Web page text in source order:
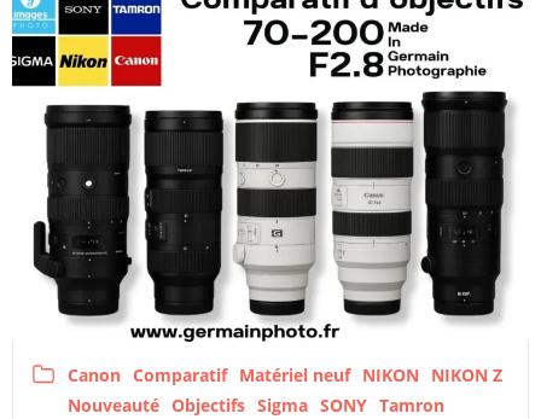
Canon Comparatif Matériel neuf NIKON
NIKON Z
Nouveauté Objectifs Sigma SONY Tamron